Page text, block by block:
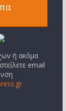
ή ακόμα
email